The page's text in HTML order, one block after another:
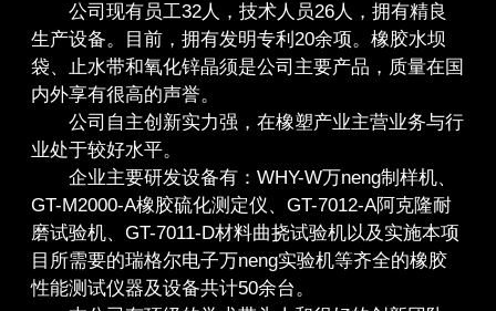
公司现有员工32人，技术人员26人，拥有精良
生产设备。目前，拥有发明专利20余项。橡胶水坝
袋、止水带和氧化锌晶须是公司主要产品，质量在国
内外享有很高的声誉。
公司自主创新实力强，在橡塑产业主营业务与行
业处于较好水平。
企业主要研发设备有：WHY-W万neng制样机、
GT-M2000-A橡胶硫化测定仪、GT-7012-A阿克隆耐
磨试验机、GT-7011-D材料曲挠试验机以及实施本项
目所需要的瑞格尔电子万neng实验机等齐全的橡胶
性能测试仪器及设备共计50余台。